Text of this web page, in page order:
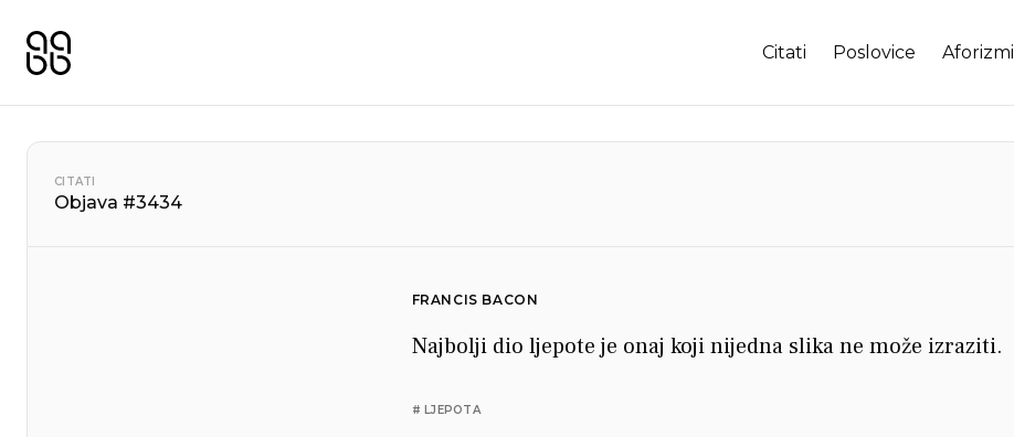
Citati Poslovice Aforizmi
CITATI
Objava #3434
FRANCIS BACON
Najbolji dio ljepote je onaj koji nijedna slika ne može izraziti.
# LJEPOTA